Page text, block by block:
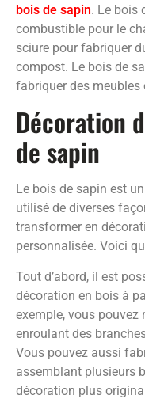
bois de sapin. Le bois
combustible pour le
sciure pour fabriquer
compost. Le bois de
fabriquer des meubles
Décoration
de sapin
Le bois de sapin est
utilisé de diverses
transformer en
personnalisée. Voici
Tout d’abord, il est
décoration en bois à
exemple, vous pouvez
enroulant des
Vous pouvez aussi
assemblant plusieurs
décoration plus